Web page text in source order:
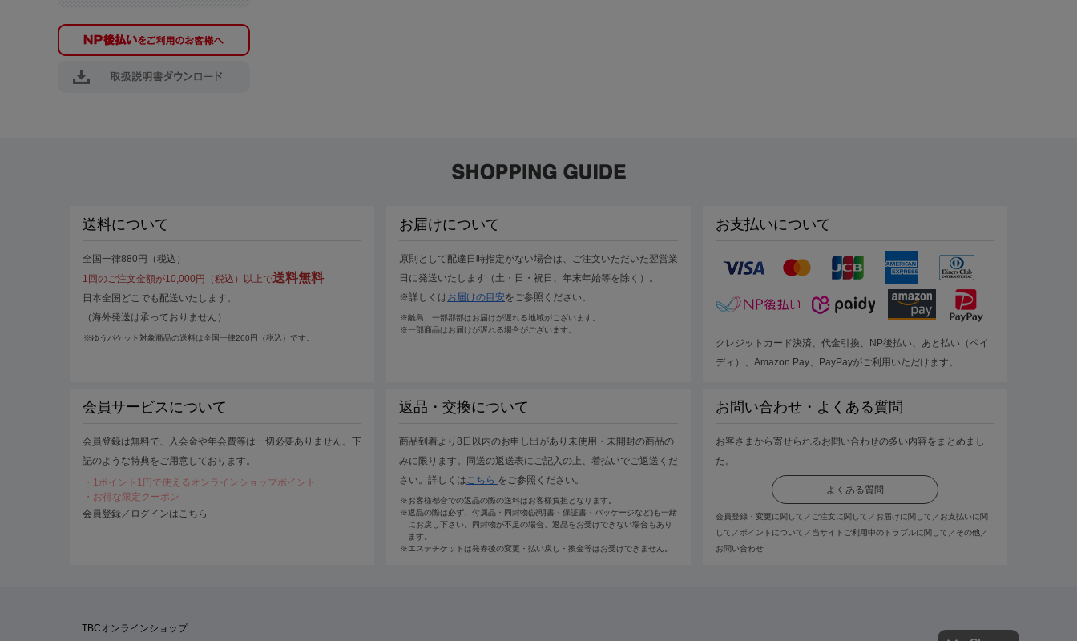
送料について
全国一律880円（税込）
1回のご注文金額が10,000円（税込）以上で送料無料
日本全国どこでも配送いたします。
（海外発送は承っておりません）
※ゆうパケット対象商品の送料は全国一律260円（税込）です。
お届けについて
原則として配達日時指定がない場合は、ご注文いただいた翌営業
日に発送いたします（土・日・祝日、年末年始等を除く）。
※詳しくはお届けの目安をご参照ください。
※離島、一部郡部はお届けが遅れる地域がございます。
※一部商品はお届けが遅れる場合がございます。
お支払いについて
クレジットカード決済、代金引換、NP後払い、あと払い（ペイ
ディ）、Amazon Pay、PayPayがご利用いただけます。
会員サービスについて
会員登録は無料で、入会金や年会費等は一切必要ありません。下
記のような特典をご用意しております。
・1ポイント1円で使えるオンラインショップポイント
・お得な限定クーポン
会員登録／ログインはこちら
返品・交換について
商品到着より8日以内のお申し出があり未使用・未開封の商品の
みに限ります。同送の返送表にご記入の上、着払いでご返送くだ
さい。詳しくはこちら をご参照ください。
※お客様都合での返品の際の送料はお客様負担となります。
※返品の際は必ず、付属品・同封物(説明書・保証書・パッケージなど)も一緒
にお戻し下さい。同封物が不足の場合、返品をお受けできない場合もあり
ます。
※エステチケットは発券後の変更・払い戻し・換金等はお受けできません。
お問い合わせ・よくある質問
お客さまから寄せられるお問い合わせの多い内容をまとめまし
た。
よくある質問
会員登録・変更に関して／ご注文に関して／お届けに関して／お支払いに関
して／ポイントについて／当サイトご利用中のトラブルに関して／その他／
お問い合わせ
TBCオンラインショップ